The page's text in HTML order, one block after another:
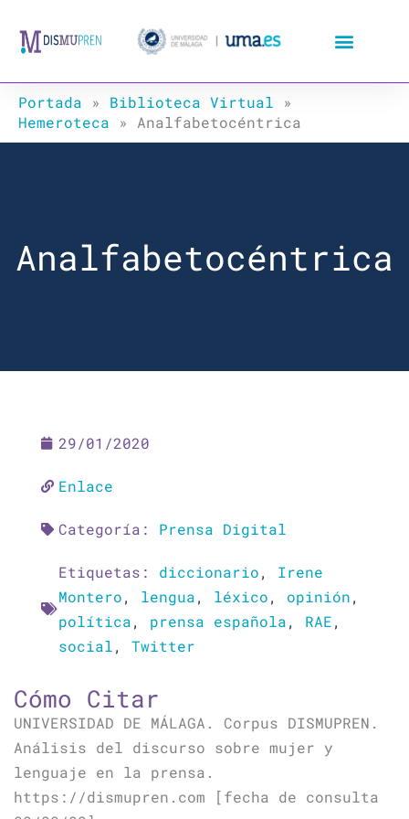
Portada » Biblioteca Virtual »
Hemeroteca » Analfabetocéntrica
Analfabetocéntrica
29/01/2020
Enlace
Categoría: Prensa Digital
Etiquetas: diccionario, Irene
Montero, lengua, léxico, opinión,
política, prensa española, RAE,
social, Twitter
Cómo Citar
UNIVERSIDAD DE MÁLAGA. Corpus DISMUPREN.
Análisis del discurso sobre mujer y
lenguaje en la prensa.
https://dismupren.com [fecha de consulta